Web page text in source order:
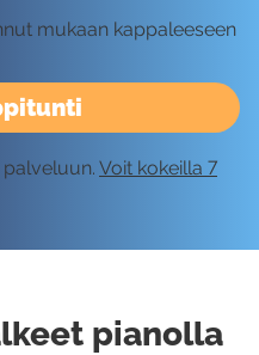
mukaan kappaleeseen
Voit kokeilla 7
pianolla